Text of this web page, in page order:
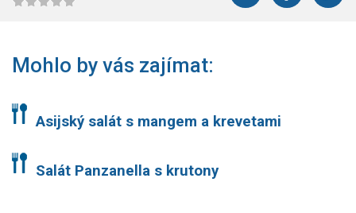
Mohlo by vás zajímat:
Asijský salát s mangem a krevetami
Salát Panzanella s krutony